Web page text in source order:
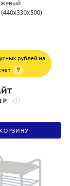
рублей на
?
₽ ?